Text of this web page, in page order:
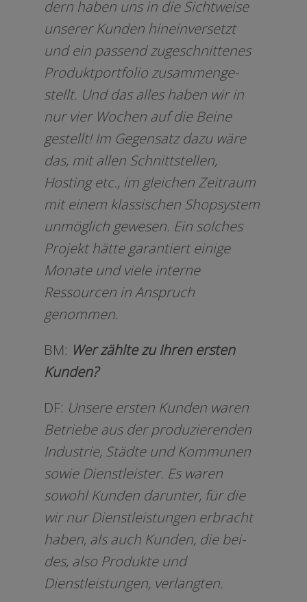
dern haben uns in die Sichtweise
unse­rer Kunden hin­ein­ver­setzt
und ein pas­send zuge­schnit­te­nes
Produktportfolio zusam­men­ge­
stellt. Und das alles haben wir in
nur vier Wochen auf die Beine
gestellt! Im Gegensatz dazu wäre
das, mit allen Schnittstellen,
Hosting etc., im glei­chen Zeitraum
mit einem klas­si­schen Shopsystem
unmög­lich gewe­sen. Ein sol­ches
Projekt hät­te garan­tiert eini­ge
Monate und vie­le inter­ne
Ressourcen in Anspruch
genommen.
BM: Wer zähl­te zu Ihren ers­ten
Kunden?
DF: Unsere ers­ten Kunden waren
Betriebe aus der pro­du­zie­ren­den
Industrie, Städte und Kommunen
sowie Dienstleister. Es waren
sowohl Kunden dar­un­ter, für die
wir nur Dienstleistungen erbracht
haben, als auch Kunden, die bei­
des, also Produkte und
Dienstleistungen, verlangten.